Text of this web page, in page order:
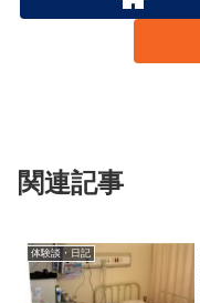
関連記事
体験談・日記